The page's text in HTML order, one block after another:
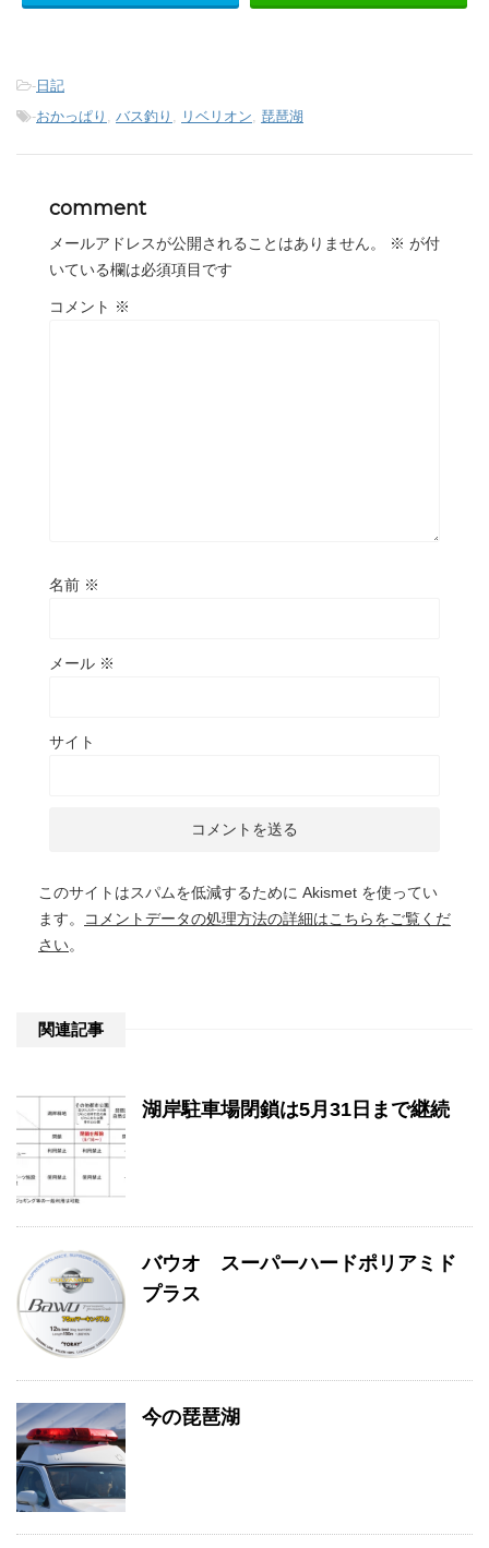
-日記
-おかっぱり バス釣り リベリオン 琵琶湖
comment
メールアドレスが公開されることはありません。 ※ が付
いている欄は必須項目です
コメント ※
名前 ※
メール ※
サイト
このサイトはスパムを低減するために Akismet を使ってい
ます。
コメントデータの処理方法の詳細はこちらをご覧くだ
さい。
関連記事
湖岸駐車場閉鎖は5月31日まで継続
バウオ スーパーハードポリアミド
プラス
今の琵琶湖